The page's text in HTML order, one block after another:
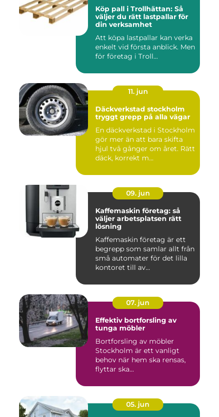
Köp pall i Trollhättan: Så
väljer du rätt lastpallar för
din verksamhet
Att köpa lastpallar kan verka
enkelt vid första anblick. Men
för företag i Troll...
11. jun
Däckverkstad stockholm
tryggt grepp på alla vägar
En däckverkstad i Stockholm
gör mer än att bara skifta
hjul två gånger om året. Rätt
däck, korrekt m...
09. jun
Kaffemaskin företag: så
väljer arbetsplatsen rätt
lösning
Kaffemaskin företag är ett
begrepp som samlar allt från
små automater för det lilla
kontoret till av...
07. jun
Effektiv bortforsling av
tunga möbler
Bortforsling av möbler
Stockholm är ett vanligt
behov när hem ska rensas,
flyttar ska...
05. jun